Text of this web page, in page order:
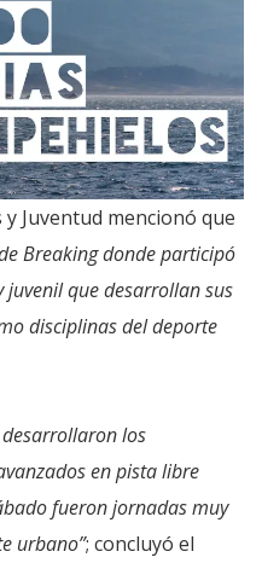
Juventud mencionó que
Breaking donde participó
que desarrollan sus
disciplinas del deporte
desarrollaron los
en pista libre
fueron jornadas muy
urbano”; concluyó el